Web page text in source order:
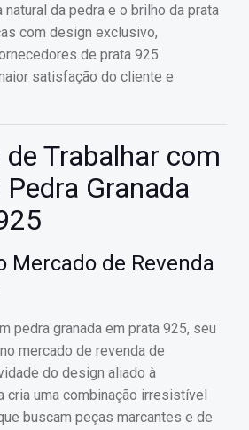
da pedra e o brilho da prata
com design exclusivo,
de prata 925
satisfação do cliente e
Trabalhar com
Granada
Mercado de Revenda
pedra granada em prata 925, seu
mercado de revenda de
do design aliado à
cria uma combinação irresistível
buscam peças marcantes e de